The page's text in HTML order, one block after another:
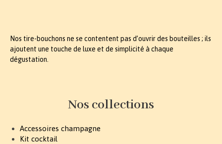
Nos tire-bouchons ne se contentent pas d’ouvrir des bouteilles ; ils
ajoutent une touche de luxe et de simplicité à chaque
dégustation.
Nos collections
Accessoires champagne
Kit cocktail